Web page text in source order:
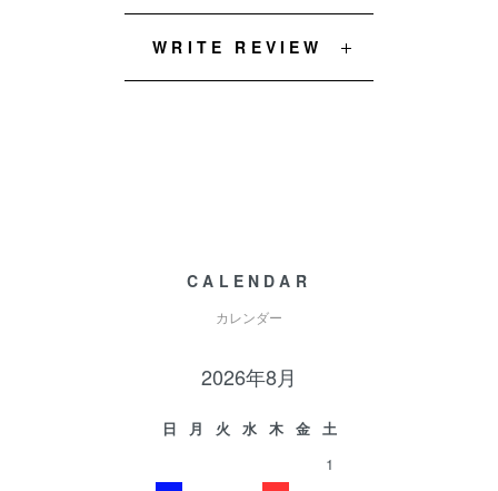
WRITE REVIEW
CALENDAR
カレンダー
2026年8月
日 月 火 水 木 金
土
1